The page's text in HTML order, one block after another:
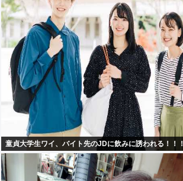
童貞大学生ワイ、バイト先のJDに飲みに誘われる！！！